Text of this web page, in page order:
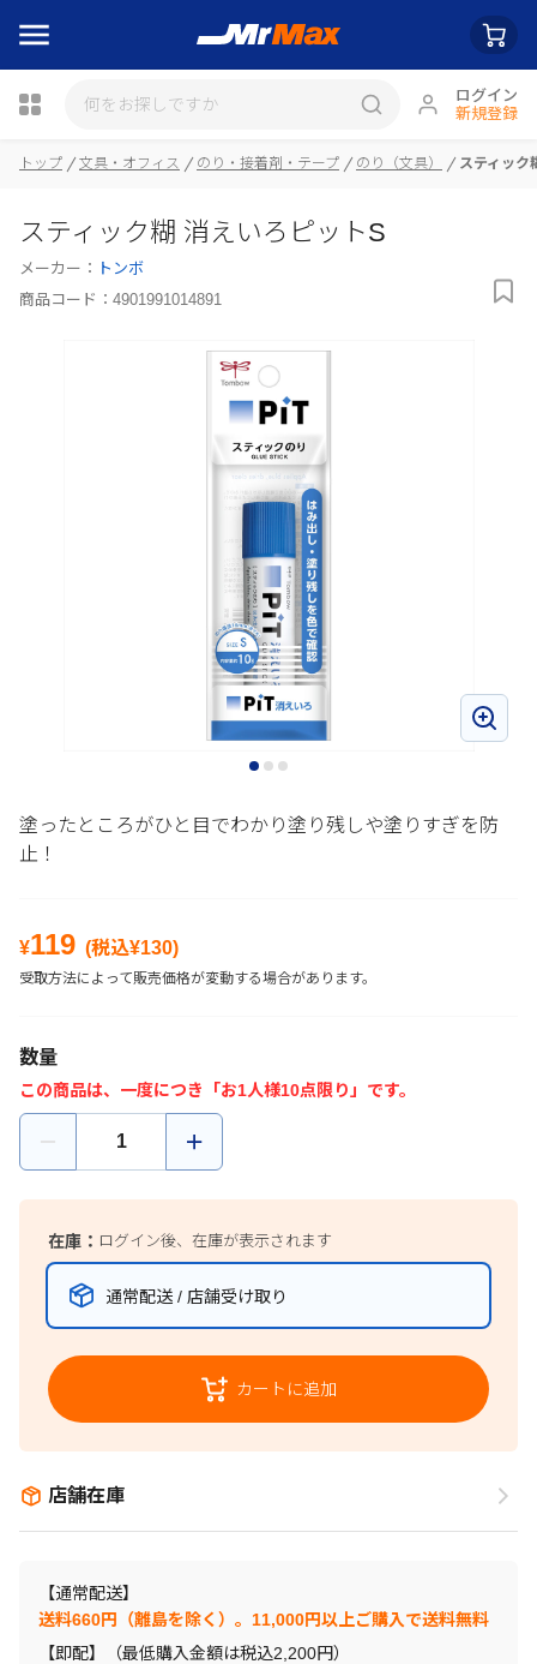
ログイン
新規登録
瓶詰
トップ 文具・オフィス のり・接着剤・テープ のり（文具） スティック
スティック糊 消えいろピットS
メーカー：
トンボ
商品コード： 4901991014891
塗ったところがひと目でわかり塗り残しや塗りすぎを防
止！
¥119 (税込¥130)
受取方法によって販売価格が変動する場合があります。
数量
この商品は、一度につき「お1人様10点限り」です。
在庫： ログイン後、在庫が表示されます
通常配送 / 店舗受け取り
カートに追加
店舗在庫
【通常配送】
送料660円（離島を除く）。11,000円以上ご購入で送料無料
【即配】（最低購入金額は税込2,200円）